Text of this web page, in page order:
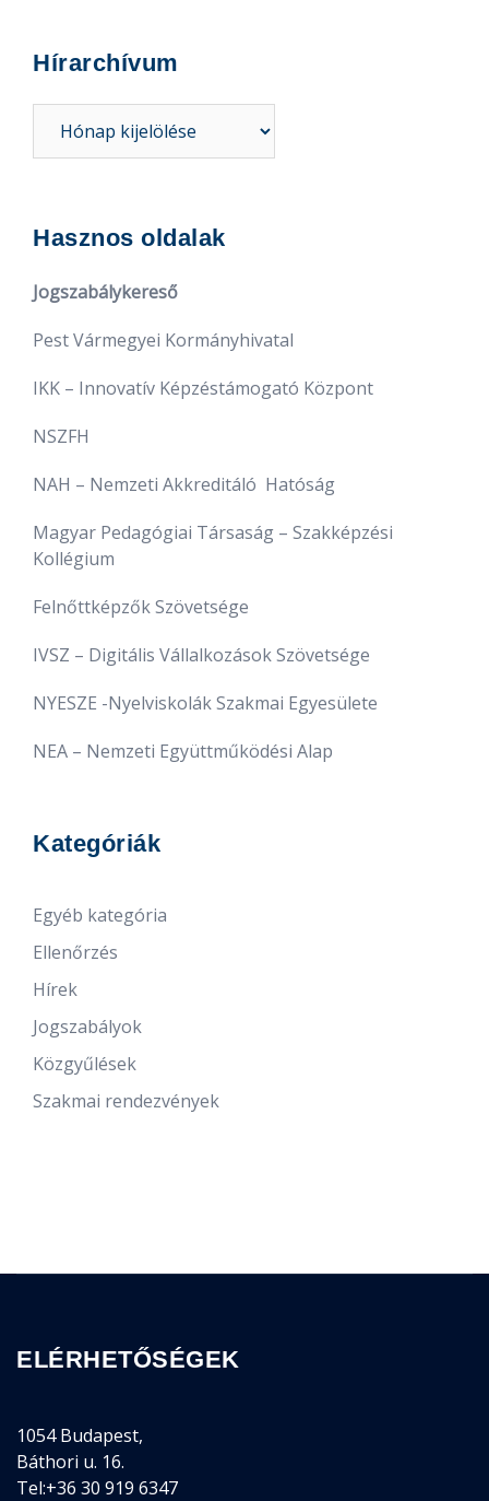
Hírarchívum
Hasznos oldalak
Jogszabálykereső
Pest Vármegyei Kormányhivatal
IKK – Innovatív Képzéstámogató Központ
NSZFH
NAH – Nemzeti Akkreditáló Hatóság
Magyar Pedagógiai Társaság – Szakképzési
Kollégium
Felnőttképzők Szövetsége
IVSZ – Digitális Vállalkozások Szövetsége
NYESZE -Nyelviskolák Szakmai Egyesülete
NEA – Nemzeti Együttműködési Alap
Kategóriák
Egyéb kategória
Ellenőrzés
Hírek
Jogszabályok
Közgyűlések
Szakmai rendezvények
ELÉRHETŐSÉGEK
1054 Budapest,
Báthori u. 16.
Tel:+36 30 919 6347